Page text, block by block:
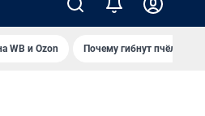
WB и Ozon Почему гибнут пчёлы?